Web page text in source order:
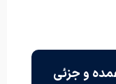
و جزئی